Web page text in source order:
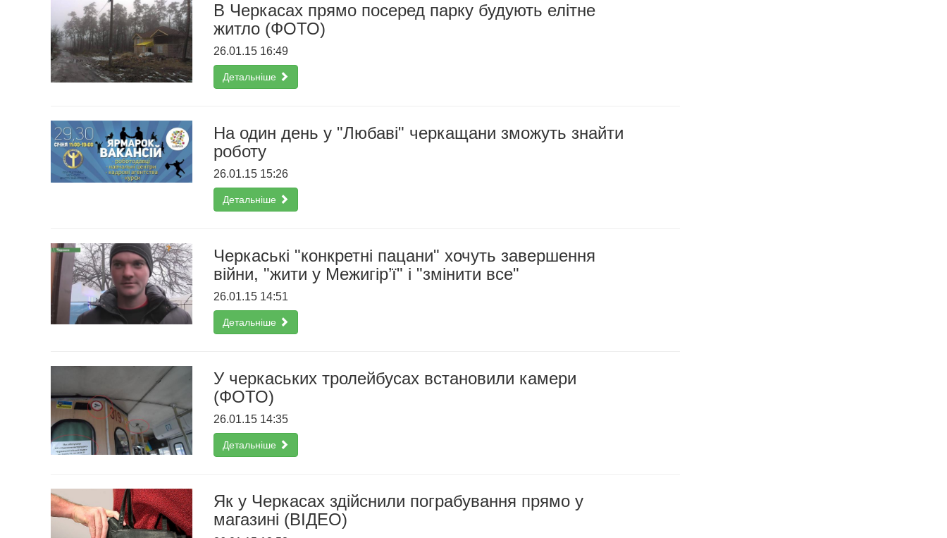
В Черкасах прямо посеред парку будують елітне
житло (ФОТО)
26.01.15 16:49
Детальніше
На один день у "Любаві" черкащани зможуть знайти
роботу
26.01.15 15:26
Детальніше
Черкаські "конкретні пацани" хочуть завершення
війни, "жити у Межигір’ї" і "змінити все"
26.01.15 14:51
Детальніше
У черкаських тролейбусах встановили камери
(ФОТО)
26.01.15 14:35
Детальніше
Як у Черкасах здійснили пограбування прямо у
магазині (ВІДЕО)